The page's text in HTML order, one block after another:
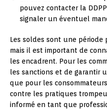
pouvez contacter la
signaler un éventuel
Les soldes sont une période
mais il est important de
les encadrent. Pour les
les sanctions et de garantir
que pour les
contre les pratiques
informé en tant que